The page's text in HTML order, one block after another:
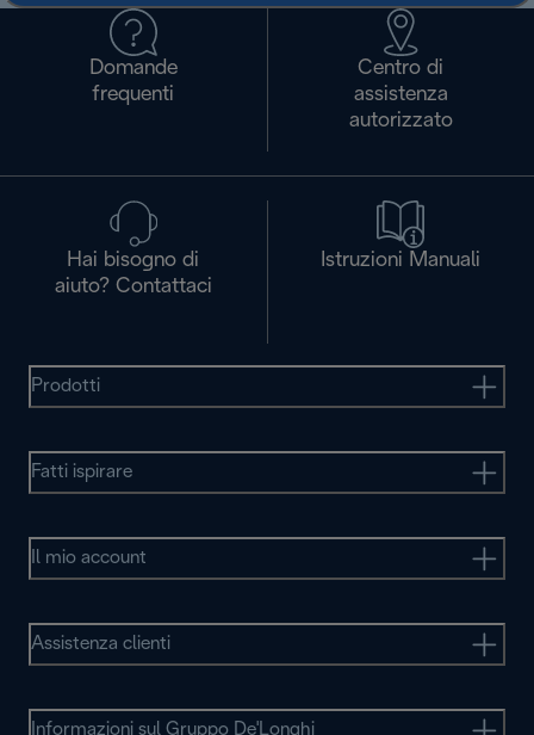
Domande
frequenti
Centro di
assistenza
autorizzato
Hai bisogno di
aiuto? Contattaci
Istruzioni Manuali
Prodotti
Fatti ispirare
Il mio account
Assistenza clienti
Informazioni sul Gruppo De'Longhi